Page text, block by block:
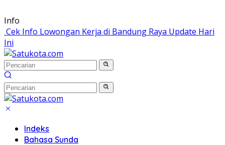
Langsung
ke
konten
Info
Cek Info Lowongan Kerja di Bandung Raya Update Hari
Ini
Indeks
Bahasa Sunda